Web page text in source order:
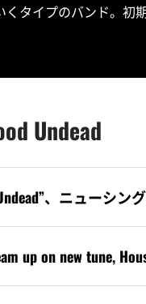
タイプのバンド。初
Undead
、ニューシン
up on new tune,